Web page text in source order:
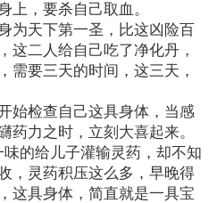
上，要杀自己取血。
天下第一圣，比这凶险百
这二人给自己吃了净化丹，
需要三天的时间，这三天，
检查自己这具身体，当感
药力之时，立刻大喜起来。
的给儿子灌输灵药，却不知
，灵药积压这么多，早晚得
这具身体，简直就是一具宝